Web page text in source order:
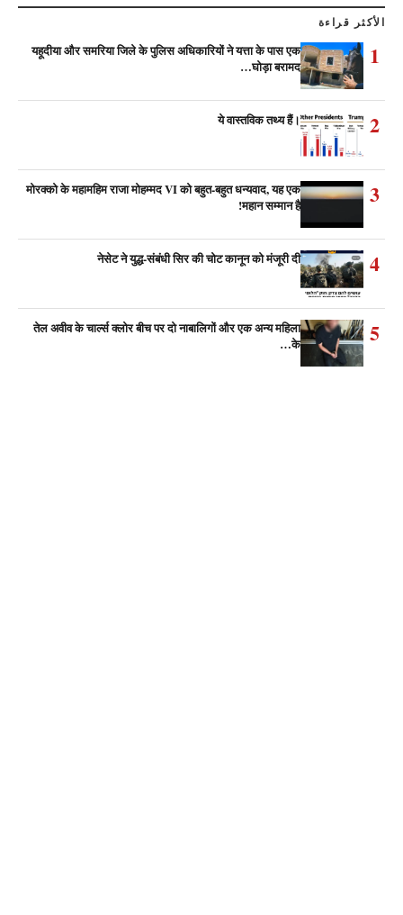
الأكثر قراءة
1
यहूदीया और समरिया जिले के पुलिस अधिकारियों ने यत्ता के पास एक
घोड़ा बरामद…
2
ये वास्तविक तथ्य हैं।
3
मोरक्को के महामहिम राजा मोहम्मद VI को बहुत-बहुत धन्यवाद, यह एक
महान सम्मान है!
4
नेसेट ने युद्ध-संबंधी सिर की चोट कानून को मंजूरी दी
5
तेल अवीव के चार्ल्स क्लोर बीच पर दो नाबालिगों और एक अन्य महिला
के…